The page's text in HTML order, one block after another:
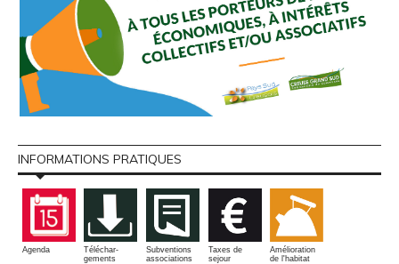
INFORMATIONS PRATIQUES
Agenda
Téléchar-
gements
Subventions
associations
Taxes de
sejour
Amélioration
de l'habitat